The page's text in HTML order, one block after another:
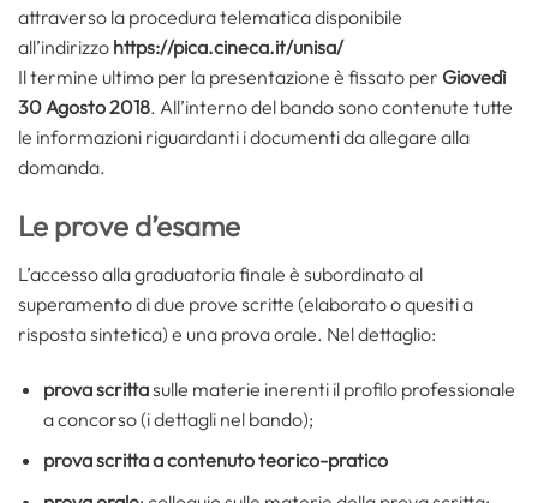
attraverso la procedura telematica disponibile
all’indirizzo https://pica.cineca.it/unisa/
Il termine ultimo per la presentazione è fissato per Giovedì
30 Agosto 2018. All’interno del bando sono contenute tutte
le informazioni riguardanti i documenti da allegare alla
domanda.
Le prove d’esame
L’accesso alla graduatoria finale è subordinato al
superamento di due prove scritte (elaborato o quesiti a
risposta sintetica) e una prova orale. Nel dettaglio:
prova scrittasulle materie inerenti il profilo professionale
a concorso (i dettagli nel bando);
prova scritta a contenuto teorico-pratico